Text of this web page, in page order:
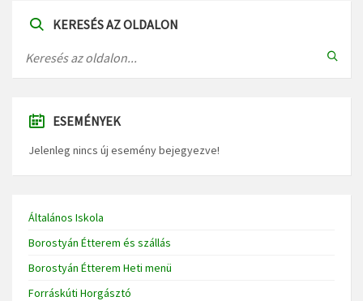
KERESÉS AZ OLDALON
ESEMÉNYEK
Jelenleg nincs új esemény bejegyezve!
Általános Iskola
Borostyán Étterem és szállás
Borostyán Étterem Heti menü
Forráskúti Horgásztó